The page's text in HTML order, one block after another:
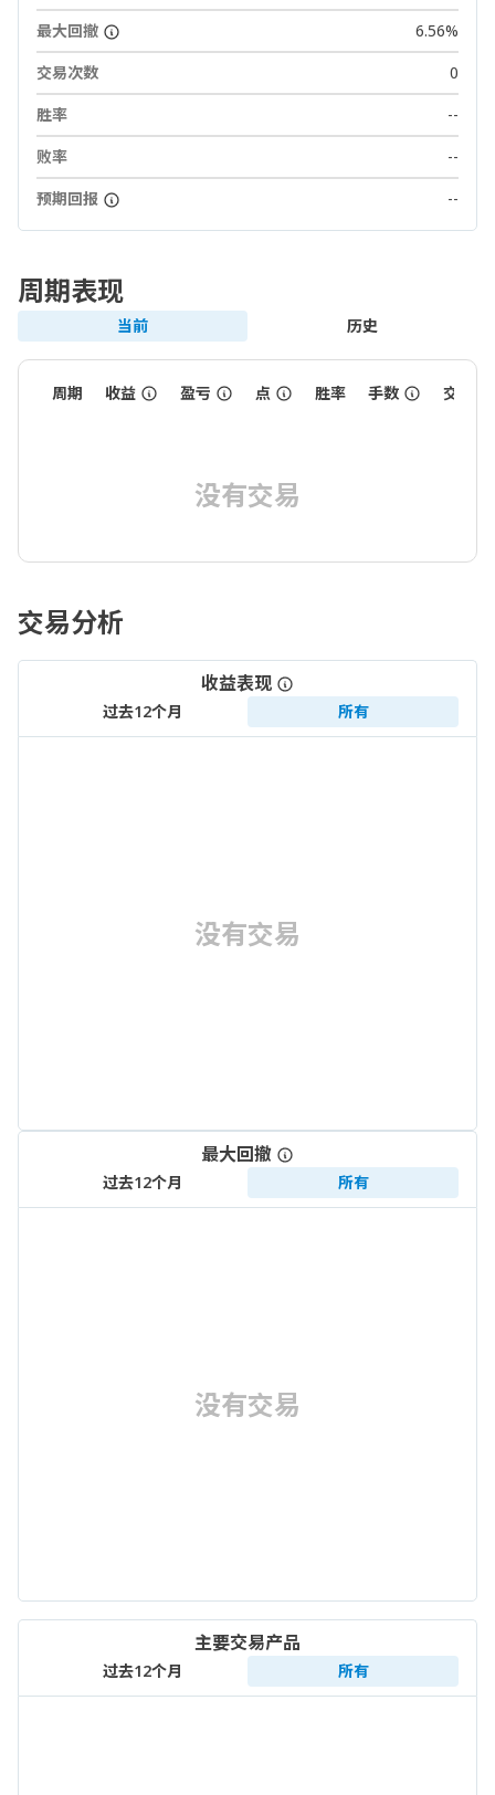
最大回撤
6.56%
交易次数
0
胜率
--
败率
--
预期回报
--
周期表现
当前 历史
周期 收益 盈亏 点 胜率 手数 交易数
没有交易
交易分析
收益表现
过去12个月 所有
没有交易
最大回撤
过去12个月 所有
没有交易
主要交易产品
过去12个月 所有